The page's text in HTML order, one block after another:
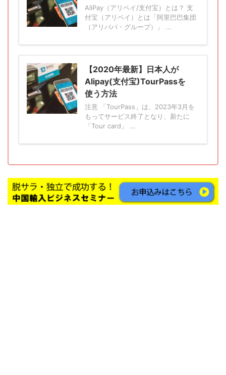
AliPay（アリペイ/支付宝）とは？ 支
付宝（アリペイ）とは「阿里巴巴集団
（アリババ・グループ）」 ...
【2020年最新】日本人が
Alipay(支付宝)TourPassを
使う方法
注意 「TourPass」は、2023年3月を
もってサービス終了となり、新たに
「Tour card」 ...